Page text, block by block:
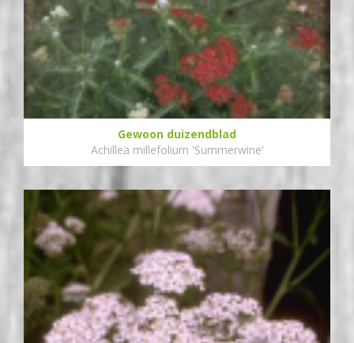
Gewoon duizendblad
Achillea millefolium 'Summerwine'